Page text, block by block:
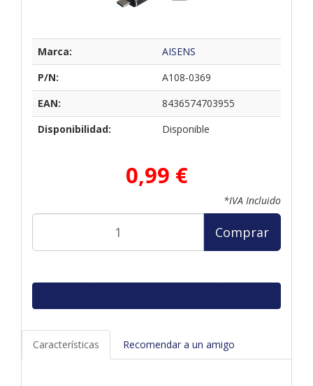
Marca:
AISENS
P/N:
A108-0369
EAN:
8436574703955
Disponibilidad:
Disponible
0,99 €
*IVA Incluido
Comprar
Características Recomendar a un amigo